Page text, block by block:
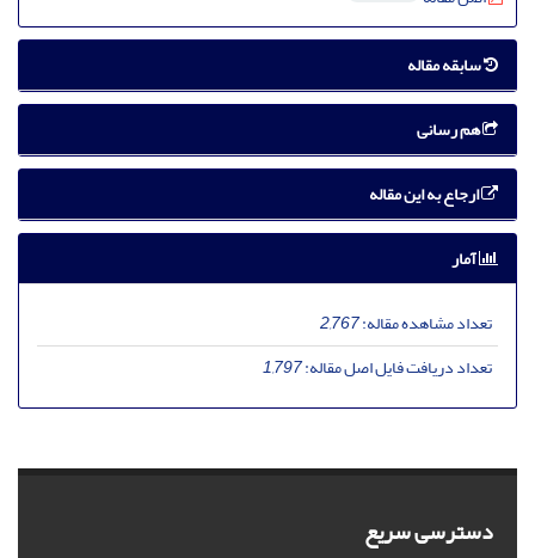
سابقه مقاله
هم رسانی
ارجاع به این مقاله
آمار
تعداد مشاهده مقاله:2,767
تعداد دریافت فایل اصل مقاله:1,797
دسترسی سریع